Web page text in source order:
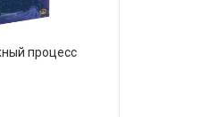
процесс